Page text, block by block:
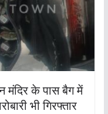
मंदिर के पास बैग में
भी गिरफ्तार